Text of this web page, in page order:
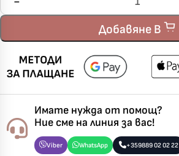
Добавяне В
Имате нужда от помощ?
Ние сме на линия за вас!
Viber WhatsApp +359889 02 02 22